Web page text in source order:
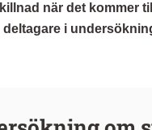
när det kommer
deltagare i